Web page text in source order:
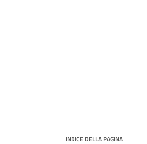
INDICE DELLA PAGINA